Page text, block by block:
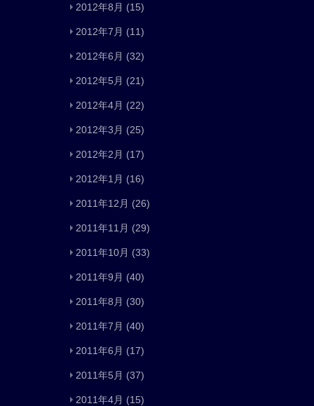
2012年8月 (15)
2012年7月 (11)
2012年6月 (32)
2012年5月 (21)
2012年4月 (22)
2012年3月 (25)
2012年2月 (17)
2012年1月 (16)
2011年12月 (26)
2011年11月 (29)
2011年10月 (33)
2011年9月 (40)
2011年8月 (30)
2011年7月 (40)
2011年6月 (17)
2011年5月 (37)
2011年4月 (15)